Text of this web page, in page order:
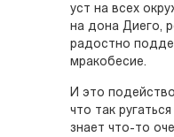
уст на всех
на дона Диего,
радостно
мракобесие.
И это
что так
знает что-то